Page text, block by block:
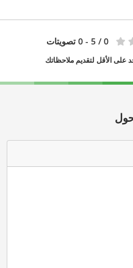
0 / 5 - 0 تصويتات
على الأقل لتقديم ملاحظاتك